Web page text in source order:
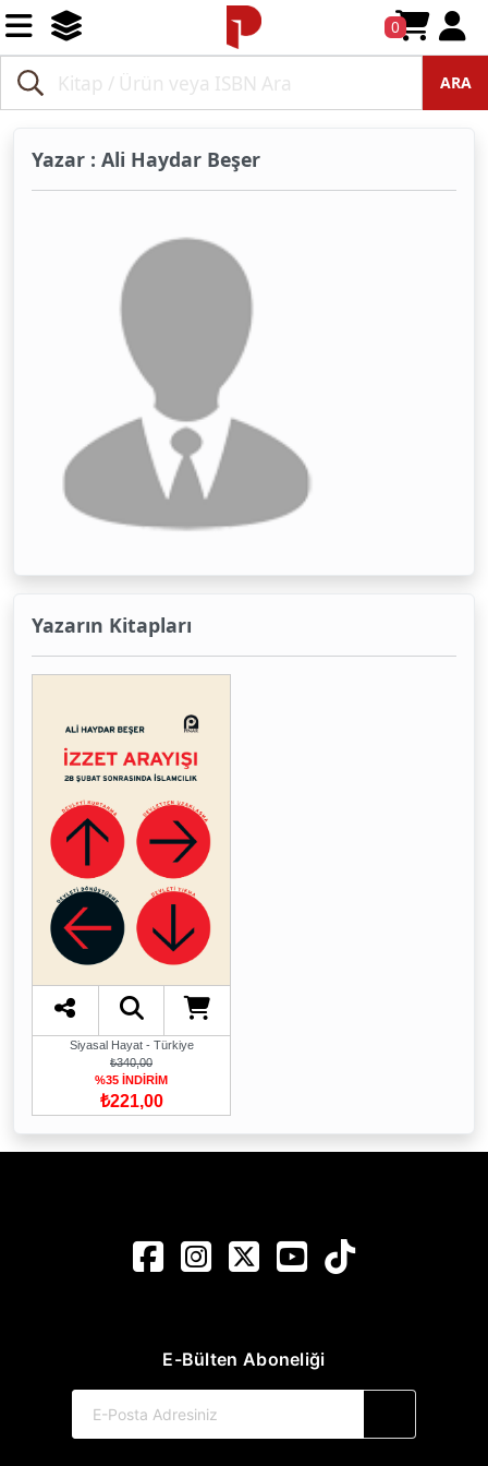
0
ARA
Yazar : Ali Haydar Beşer
Yazarın Kitapları
Siyasal Hayat - Türkiye
₺340,00
%35 İNDİRİM
₺221,00
E-Bülten Aboneliği